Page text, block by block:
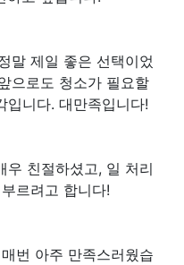
말 제일 좋은 선택이었
으로도 청소가 필요할
입니다. 대만족입니다!
우 친절하셨고, 일 처리
르려고 합니다!
번 아주 만족스러웠습